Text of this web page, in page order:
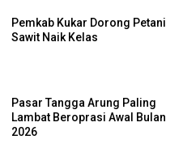
Pemkab Kukar Dorong Petani
Sawit Naik Kelas
Pasar Tangga Arung Paling
Lambat Beroprasi Awal Bulan
2026